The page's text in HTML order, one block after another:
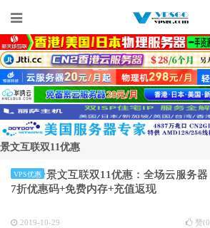
景文互联双11优惠
VPS优惠
景文互联双11优惠：全场云服务器
7折优惠码+免费内存+充值返现
2019-10-29 赞(0